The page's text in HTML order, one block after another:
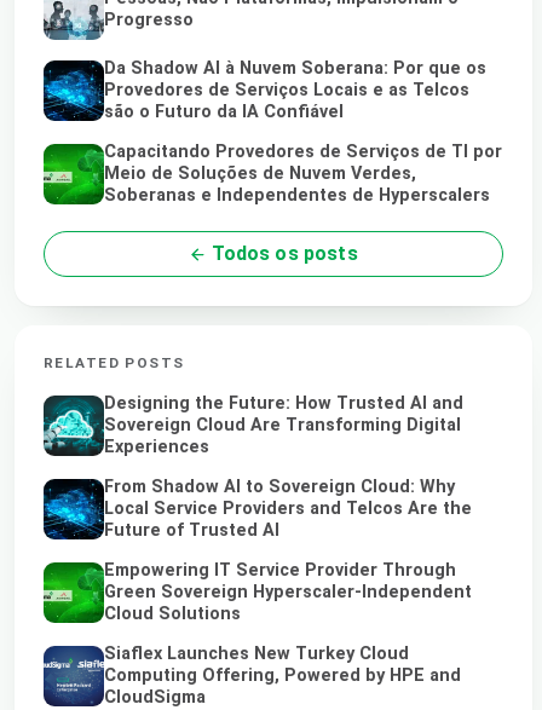
Progresso
Da Shadow AI à Nuvem Soberana: Por que os
Provedores de Serviços Locais e as Telcos
são o Futuro da IA Confiável
Capacitando Provedores de Serviços de TI por
Meio de Soluções de Nuvem Verdes,
Soberanas e Independentes de Hyperscalers
Todos os posts
RELATED POSTS
Designing the Future: How Trusted AI and
Sovereign Cloud Are Transforming Digital
Experiences
From Shadow AI to Sovereign Cloud: Why
Local Service Providers and Telcos Are the
Future of Trusted AI
Empowering IT Service Provider Through
Green Sovereign Hyperscaler-Independent
Cloud Solutions
Siaflex Launches New Turkey Cloud
Computing Offering, Powered by HPE and
CloudSigma